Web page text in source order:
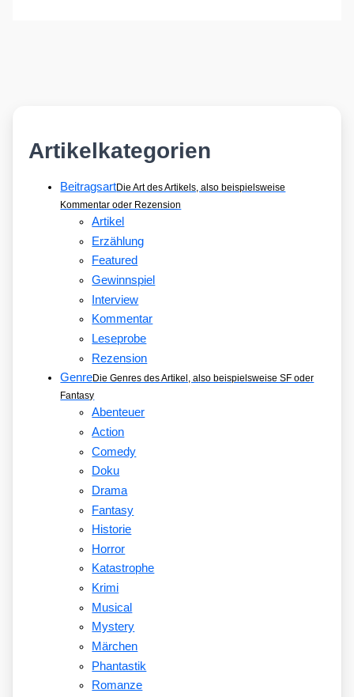
Artikelkategorien
BeitragsartDie Art des Artikels, also beispielsweise
Kommentar oder Rezension
Artikel
Erzählung
Featured
Gewinnspiel
Interview
Kommentar
Leseprobe
Rezension
GenreDie Genres des Artikel, also beispielsweise SF oder
Fantasy
Abenteuer
Action
Comedy
Doku
Drama
Fantasy
Historie
Horror
Katastrophe
Krimi
Musical
Mystery
Märchen
Phantastik
Romanze